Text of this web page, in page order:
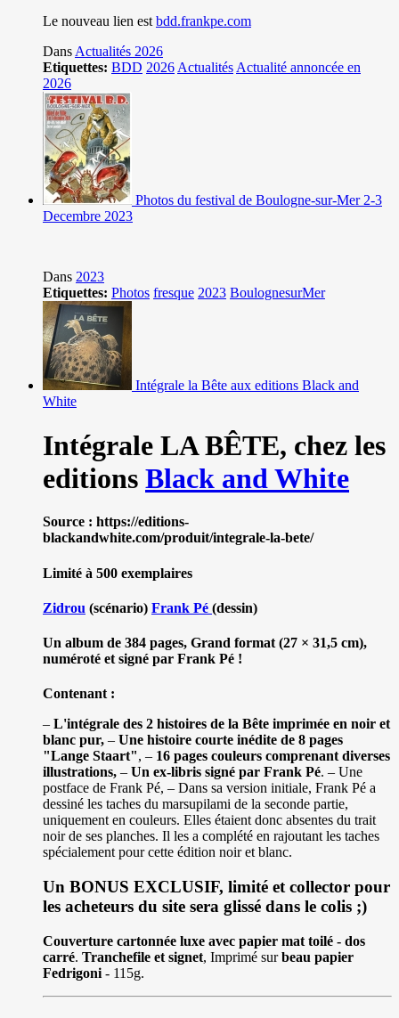
Le nouveau lien estbdd.frankpe.com
DansActualités 2026
Etiquettes: BDD 2026ActualitésActualité annoncée en
2026
Photos du festival de Boulogne-sur-Mer 2-3
Decembre 2023
Dans 2023
Etiquettes: Photos fresque 2023 BoulognesurMer
Intégrale la Bête aux editions Black and
White
Intégrale LA BÊTE, chez les
editions Black and White
Source : https://editions-
blackandwhite.com/produit/integrale-la-bete/
Limité à 500 exemplaires
Zidrou (scénario) Frank Pé (dessin)
Un album de 384 pages, Grand format (27 × 31,5 cm),
numéroté et signé par Frank Pé !
Contenant :
– L'intégrale des 2 histoires de la Bête imprimée en noir et
blanc pur, – Une histoire courte inédite de 8 pages
"Lange Staart", – 16 pages couleurs comprenant diverses
illustrations, – Un ex-libris signé par Frank Pé. – Une
postface de Frank Pé, – Dans sa version initiale, Frank Pé a
dessiné les taches du marsupilami de la seconde partie,
uniquement en couleurs. Elles étaient donc absentes du trait
noir de ses planches. Il les a complété en rajoutant les taches
spécialement pour cette édition noir et blanc.
Un BONUS EXCLUSIF, limité et collector pour
les acheteurs du site sera glissé dans le colis ;)
Couverture cartonnée luxe avec papier mat toilé - dos
carré. Tranchefile et signet, Imprimé surbeau papier
Fedrigoni - 115g.